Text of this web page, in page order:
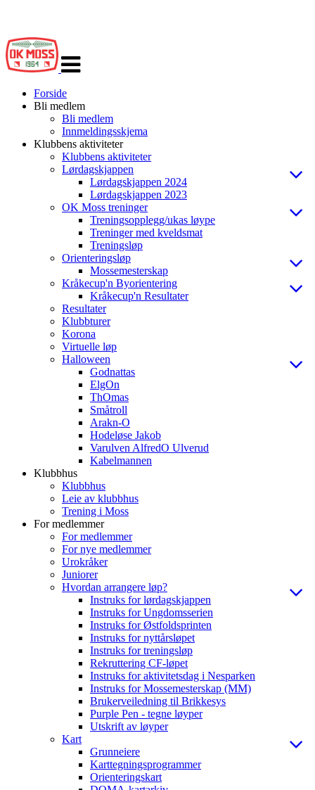
navigasjon
Forside
Bli medlem
Bli medlem
Innmeldingsskjema
Klubbens aktiviteter
Klubbens aktiviteter
Lørdagskjappen
Lørdagskjappen 2024
Lørdagskjappen 2023
OK Moss treninger
Treningsopplegg/ukas løype
Treninger med kveldsmat
Treningsløp
Orienteringsløp
Mossemesterskap
Kråkecup'n Byorientering
Kråkecup'n Resultater
Resultater
Klubbturer
Korona
Virtuelle løp
Halloween
Godnattas
ElgOn
ThOmas
Småtroll
Arakn-O
Hodeløse Jakob
Varulven AlfredO Ulverud
Kabelmannen
Klubbhus
Klubbhus
Leie av klubbhus
Trening i Moss
For medlemmer
For medlemmer
For nye medlemmer
Urokråker
Juniorer
Hvordan arrangere løp?
Instruks for lørdagskjappen
Instruks for Ungdomsserien
Instruks for Østfoldsprinten
Instruks for nyttårsløpet
Instruks for treningsløp
Rekruttering CF-løpet
Instruks for aktivitetsdag i Nesparken
Instruks for Mossemesterskap (MM)
Brukerveiledning til Brikkesys
Purple Pen - tegne løyper
Utskrift av løyper
Kart
Grunneiere
Karttegningsprogrammer
Orienteringskart